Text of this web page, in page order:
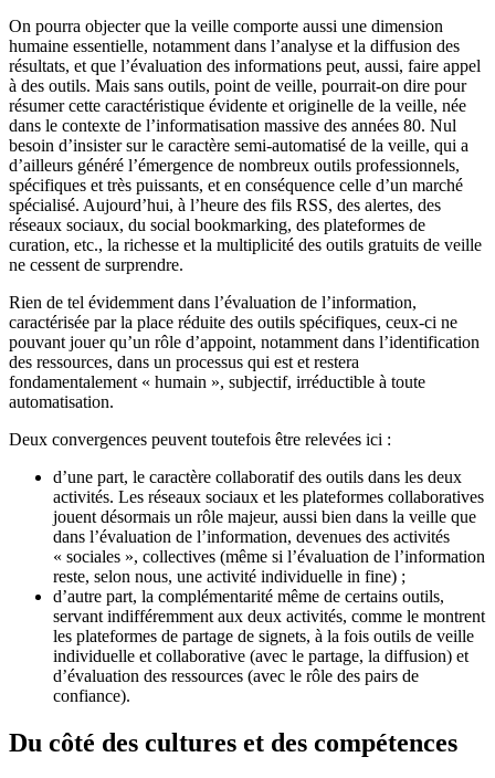
On pourra objecter que la veille comporte aussi une dimension
humaine essentielle, notamment dans l’analyse et la diffusion des
résultats, et que l’évaluation des informations peut, aussi, faire appel
à des outils. Mais sans outils, point de veille, pourrait-on dire pour
résumer cette caractéristique évidente et originelle de la veille, née
dans le contexte de l’informatisation massive des années 80. Nul
besoin d’insister sur le caractère semi-automatisé de la veille, qui a
d’ailleurs généré l’émergence de nombreux outils professionnels,
spécifiques et très puissants, et en conséquence celle d’un marché
spécialisé. Aujourd’hui, à l’heure des fils RSS, des alertes, des
réseaux sociaux, du social bookmarking, des plateformes de
curation, etc., la richesse et la multiplicité des outils gratuits de veille
ne cessent de surprendre.
Rien de tel évidemment dans l’évaluation de l’information,
caractérisée par la place réduite des outils spécifiques, ceux-ci ne
pouvant jouer qu’un rôle d’appoint, notamment dans l’identification
des ressources, dans un processus qui est et restera
fondamentalement « humain », subjectif, irréductible à toute
automatisation.
Deux convergences peuvent toutefois être relevées ici :
d’une part, le caractère collaboratif des outils dans les deux
activités. Les réseaux sociaux et les plateformes collaboratives
jouent désormais un rôle majeur, aussi bien dans la veille que
dans l’évaluation de l’information, devenues des activités
« sociales », collectives (même si l’évaluation de l’information
reste, selon nous, une activité individuelle in fine) ;
d’autre part, la complémentarité même de certains outils,
servant indifféremment aux deux activités, comme le montrent
les plateformes de partage de signets, à la fois outils de veille
individuelle et collaborative (avec le partage, la diffusion) et
d’évaluation des ressources (avec le rôle des pairs de
confiance).
Du côté des cultures et des compétences